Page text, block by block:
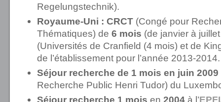
Regelungstechnik).
Royaume-Uni : CRCT (Congé pour
Thématiques) de 6 mois (de janvier à
(Universités de Cranfield (4 mois) et de
de l’établissement pour l’année 2013-
Séjour recherche de 1 mois en juin 2009
Recherche Public Henri Tudor) du
Séjour recherche 1 mois en 2004 à l’